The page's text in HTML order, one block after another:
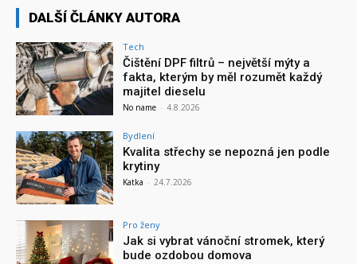
DALŠÍ ČLÁNKY AUTORA
Tech
Čištění DPF filtrů – největší mýty a
fakta, kterým by měl rozumět každý
majitel dieselu
No name - 4.8.2026
Bydlení
Kvalita střechy se nepozná jen podle
krytiny
Katka - 24.7.2026
Pro ženy
Jak si vybrat vánoční stromek, který
bude ozdobou domova